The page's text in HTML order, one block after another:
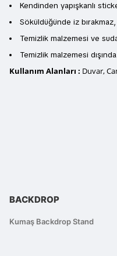
Kendinden yapışkanlı
Söküldüğünde iz
Temizlik malzemesi ve
Temizlik malzemesi
Kullanım Alanları : Duvar,
Ürün fiyatı diğer sitelerden
Bu ürüne benzer farklı
BACKDROP
Kumaş Backdrop Stand